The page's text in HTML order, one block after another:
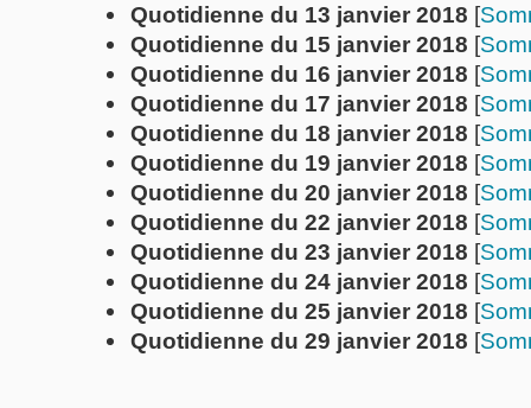
Quotidienne du 13 janvier 2018 [
Quotidienne du 15 janvier 2018 [
Quotidienne du 16 janvier 2018 [
Quotidienne du 17 janvier 2018 [
Quotidienne du 18 janvier 2018 [
Quotidienne du 19 janvier 2018 [
Quotidienne du 20 janvier 2018 [
Quotidienne du 22 janvier 2018 [
Quotidienne du 23 janvier 2018 [
Quotidienne du 24 janvier 2018 [
Quotidienne du 25 janvier 2018 [
Quotidienne du 29 janvier 2018 [